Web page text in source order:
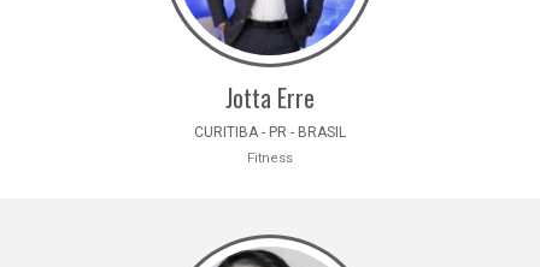
Jotta Erre
CURITIBA - PR - BRASIL
Fitness